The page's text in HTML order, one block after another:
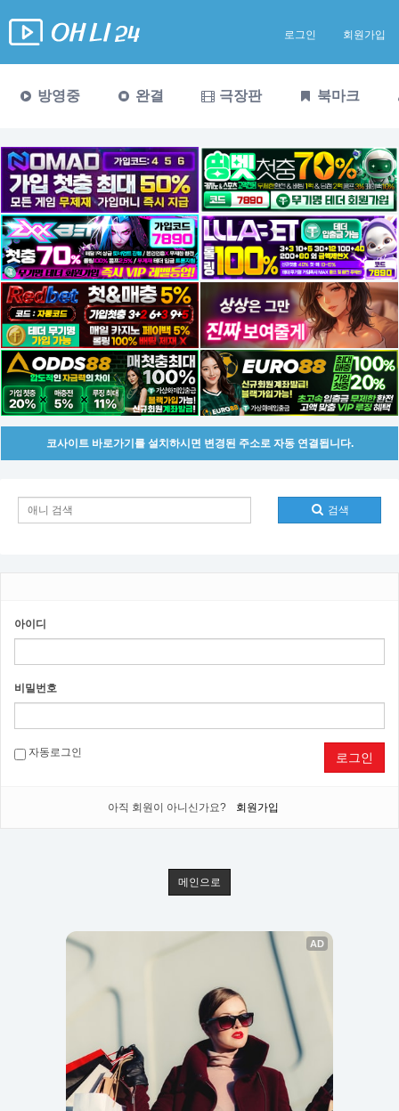
로그인 회원가입
방영중 완결 극장판 북마크
코사이트 바로가기를 설치하시면 변경된 주소로 자동 연결됩니다.
검색
아이디
비밀번호
자동로그인 로그인
아직 회원이 아니신가요? 회원가입
메인으로